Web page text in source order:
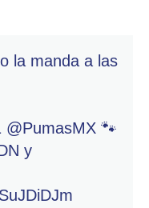
la manda a las
@PumasMX 🐾
y